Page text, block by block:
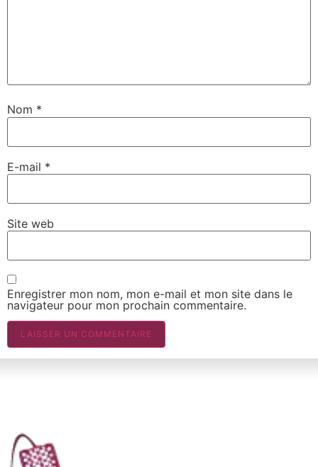
Nom *
E-mail *
Site web
Enregistrer mon nom, mon e-mail et mon site dans le
navigateur pour mon prochain commentaire.